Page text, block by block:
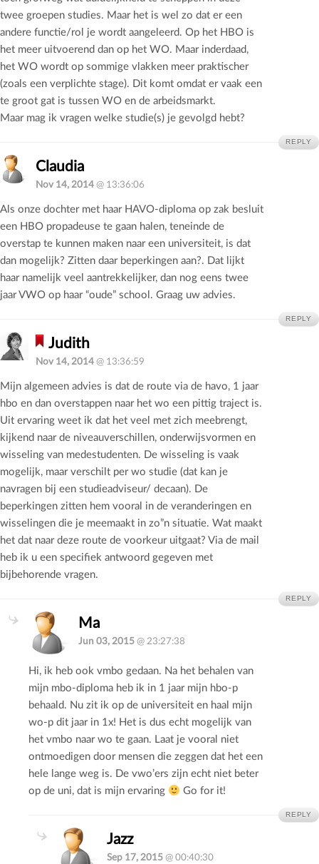
twee groepen studies. Maar het is wel zo dat er een
andere functie/rol je wordt aangeleerd. Op het HBO is
het meer uitvoerend dan op het WO. Maar inderdaad,
het WO wordt op sommige vlakken meer praktischer
(zoals een verplichte stage). Dit komt omdat er vaak een
te groot gat is tussen WO en de arbeidsmarkt.
Maar mag ik vragen welke studie(s) je gevolgd hebt?
REPLY
Claudia
Nov 14, 2014@ 13:36:06
Als onze dochter met haar HAVO-diploma op zak besluit
een HBO propadeuse te gaan halen, teneinde de
overstap te kunnen maken naar een universiteit, is dat
dan mogelijk? Zitten daar beperkingen aan?. Dat lijkt
haar namelijk veel aantrekkelijker, dan nog eens twee
jaar VWO op haar “oude” school. Graag uw advies.
REPLY
Judith
Nov 14, 2014@ 13:36:59
Mijn algemeen advies is dat de route via de havo, 1 jaar
hbo en dan overstappen naar het wo een pittig traject is.
Uit ervaring weet ik dat het veel met zich meebrengt,
kijkend naar de niveauverschillen, onderwijsvormen en
wisseling van medestudenten. De wisseling is vaak
mogelijk, maar verschilt per wo studie (dat kan je
navragen bij een studieadviseur/ decaan). De
beperkingen zitten hem vooral in de veranderingen en
wisselingen die je meemaakt in zo”n situatie. Wat maakt
het dat naar deze route de voorkeur uitgaat? Via de mail
heb ik u een specifiek antwoord gegeven met
bijbehorende vragen.
REPLY
Ma
Jun 03, 2015@ 23:27:38
Hi, ik heb ook vmbo gedaan. Na het behalen van
mijn mbo-diploma heb ik in 1 jaar mijn hbo-p
behaald. Nu zit ik op de universiteit en haal mijn
wo-p dit jaar in 1x! Het is dus echt mogelijk van
het vmbo naar wo te gaan. Laat je vooral niet
ontmoedigen door mensen die zeggen dat het een
hele lange weg is. De vwo’ers zijn echt niet beter
op de uni, dat is mijn ervaring
Go for it!
REPLY
Jazz
Sep 17, 2015@ 00:40:30